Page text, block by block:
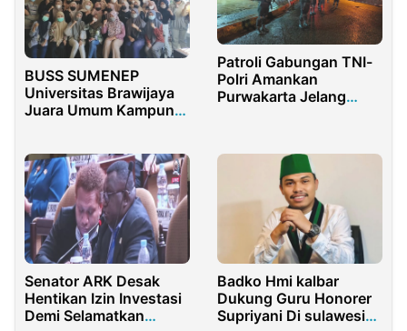
BUSS SUMENEP
Universitas Brawijaya
Juara Umum Kampung
Patroli Gabungan TNI-
Polri Amankan
Purwakarta Jelang
Senator ARK Desak
Hentikan Izin Investasi
Demi Selamatkan
Badko Hmi kalbar
Dukung Guru Honorer
Supriyani Di sulawesi